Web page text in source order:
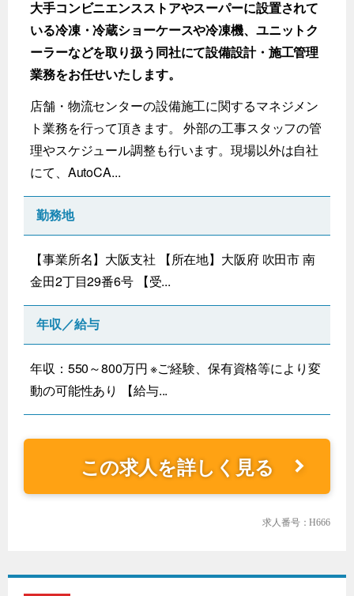
大手コンビニエンスストアやスーパーに設置されて
いる冷凍・冷蔵ショーケースや冷凍機、ユニットク
ーラーなどを取り扱う同社にて設備設計・施工管理
業務をお任せいたします。
店舗・物流センターの設備施工に関するマネジメン
ト業務を行って頂きます。 外部の工事スタッフの管
理やスケジュール調整も行います。現場以外は自社
にて、AutoCA...
勤務地
【事業所名】大阪支社 【所在地】大阪府 吹田市 南
金田2丁目29番6号 【受...
年収／給与
年収：550～800万円 ※ご経験、保有資格等により変
動の可能性あり 【給与...
この求人を詳しく見る
求人番号：H666